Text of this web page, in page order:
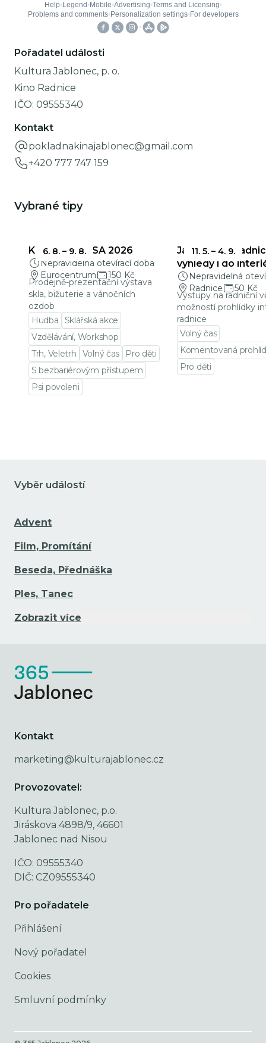
Pořadatel události
Kultura Jablonec, p. o.
Kino Radnice
IČO: 09555340
Kontakt
pokladnakinajablonec@gmail.com
+420 777 747 159
Vybrané tipy
6. 8. – 9. 8.
KŘEHKÁ KRÁSA 2026
Nepravidelná otevírací doba
Eurocentrum
150 Kč
Prodejně-prezentační výstava
skla, bižuterie a vánočních
ozdob
Hudba
Sklářská akce
Vzdělávání, Workshop
Trh, Veletrh
Volný čas
Pro děti
S bezbariérovým přístupem
Psi povoleni
11. 5. – 4. 9.
Jablonecká
výhledy i do
Nepravidelná
Radnice
50 Kč
Výstupy na radniční
možností prohlídky
radnice
Volný čas
Komentovaná
Pro děti
Vyběr událostí
Advent
Film, Promítání
Beseda, Přednáška
Ples, Tanec
Zobrazit více
Kontakt
marketing@kulturajablonec.cz
Provozovatel:
Kultura Jablonec, p.o.
Jiráskova 4898/9, 46601
Jablonec nad Nisou
IČO: 09555340
DIČ: CZ09555340
Pro pořadatele
Přihlášení
Nový pořadatel
Cookies
Smluvní podmínky